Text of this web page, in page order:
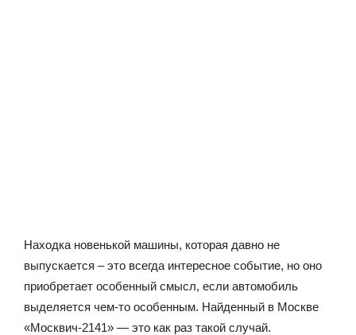
Находка новенькой машины, которая давно не
выпускается – это всегда интересное событие, но оно
приобретает особенный смысл, если автомобиль
выделяется чем-то особенным. Найденный в Москве
«Москвич-2141» — это как раз такой случай.